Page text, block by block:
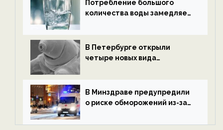
Потребление большого
количества воды замедляет
В Петербурге открыли
четыре новых вида
экологии на ECOportal
В Минздраве предупредили
о риске обморожений из-за
на ECOportal